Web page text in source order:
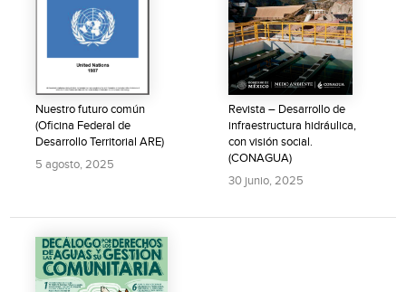
Nuestro futuro común
(Oficina Federal de
Desarrollo Territorial ARE)
5 agosto, 2025
Revista – Desarrollo de
infraestructura hidráulica,
con visión social.
(CONAGUA)
30 junio, 2025